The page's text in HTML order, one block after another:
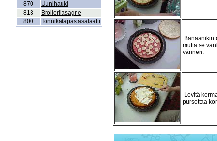
870
Uunihauki
813
Broilerilasagne
800
Tonnikalapastasalaatti
Banaanikin
mutta se
värinen.
Levitä
pursottaa